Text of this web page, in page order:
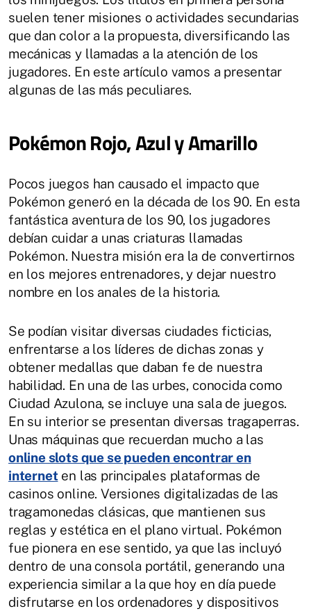
suelen tener misiones o actividades secundarias
que dan color a la propuesta, diversificando las
mecánicas y llamadas a la atención de los
jugadores. En este artículo vamos a presentar
algunas de las más peculiares.
Pokémon Rojo, Azul y Amarillo
Pocos juegos han causado el impacto que
Pokémon generó en la década de los 90. En esta
fantástica aventura de los 90, los jugadores
debían cuidar a unas criaturas llamadas
Pokémon. Nuestra misión era la de convertirnos
en los mejores entrenadores, y dejar nuestro
nombre en los anales de la historia.
Se podían visitar diversas ciudades ficticias,
enfrentarse a los líderes de dichas zonas y
obtener medallas que daban fe de nuestra
habilidad. En una de las urbes, conocida como
Ciudad Azulona, se incluye una sala de juegos.
En su interior se presentan diversas tragaperras.
Unas máquinas que recuerdan mucho a las
online slots que se pueden encontrar en
interneten las principales plataformas de
casinos online. Versiones digitalizadas de las
tragamonedas clásicas, que mantienen sus
reglas y estética en el plano virtual. Pokémon
fue pionera en ese sentido, ya que las incluyó
dentro de una consola portátil, generando una
experiencia similar a la que hoy en día puede
disfrutarse en los ordenadores y dispositivos